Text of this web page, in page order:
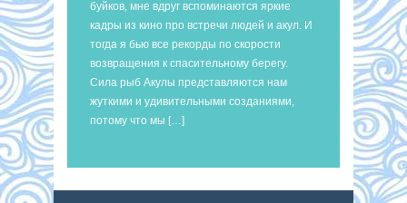
буйков, мне вдруг вспоминаются яркие
кадры из кино про встречи людей и акул. И
тогда я бью все рекорды по скорости
возвращения к спасительному берегу.
Сила рыб Акулы представляются нам
жуткими и удивительными созданиями,
потому что мы […]